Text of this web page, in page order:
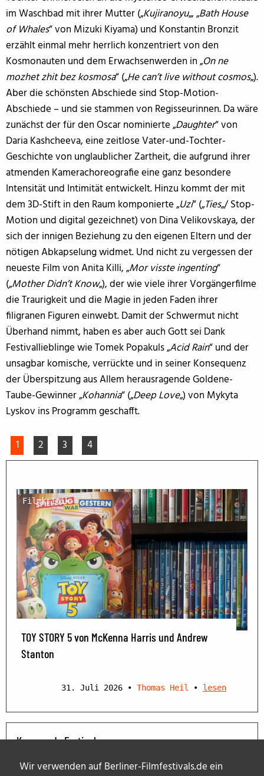
Wir verwenden auf Berliner-Filmfestivals.de ein
im Waschbad mit ihrer Mutter („Kujiranoyu„, „Bath House
of Whales“ von Mizuki Kiyama) und Konstantin Bronzit
erzählt einmal mehr herrlich konzentriert von den
Kosmonauten und dem Erwachsenwerden in „On ne
mozhet zhit bez kosmosa“ („He can’t live without cosmos„).
Aber die schönsten Abschiede sind Stop-Motion-
Abschiede – und sie stammen von Regisseurinnen. Da wäre
zunächst der für den Oscar nominierte „Daughter“ von
Daria Kashcheeva, eine zeitlose Vater-und-Tochter-
Geschichte von unglaublicher Zartheit, die aufgrund ihrer
atmenden Kamerachoreografie eine ganz besondere
Intensität und Intimität entwickelt. Hinzu kommt der mit
dem 3D-Stift in den Raum komponierte „Uzi“ („Ties„/ Stop-
Motion und digital gezeichnet) von Dina Velikovskaya, der
sich der innigen Beziehung zu den eigenen Eltern und der
nötigen Abkapselung widmet. Und nicht zu vergessen der
neueste Film von Anita Killi, „Mor visste ingenting“
(„Mother Didn’t Know„), der wie viele ihrer Vorgängerfilme
die Traurigkeit und die Magie in jeden Faden ihrer
filigranen Figuren einwebt. Damit der Schwermut nicht
Überhand nimmt, haben es aber auch Gott sei Dank
Festivallieblinge wie Tomek Popakuls „Acid Rain“ und der
unsagbar komische, verrückte und in seiner Konsequenz
der Überspitzung aus Allem herausragende Goldene-
Taube-Gewinner „Kohannia“ („Deep Love„) von Mykyta
Lyskov ins Programm geschafft.
1 2 3 4
Filmkritik
TOY STORY 5 von McKenna Harris und Andrew
Stanton
31. Juli 2026 • Thomas Heil • lesen
Kommende Festivals